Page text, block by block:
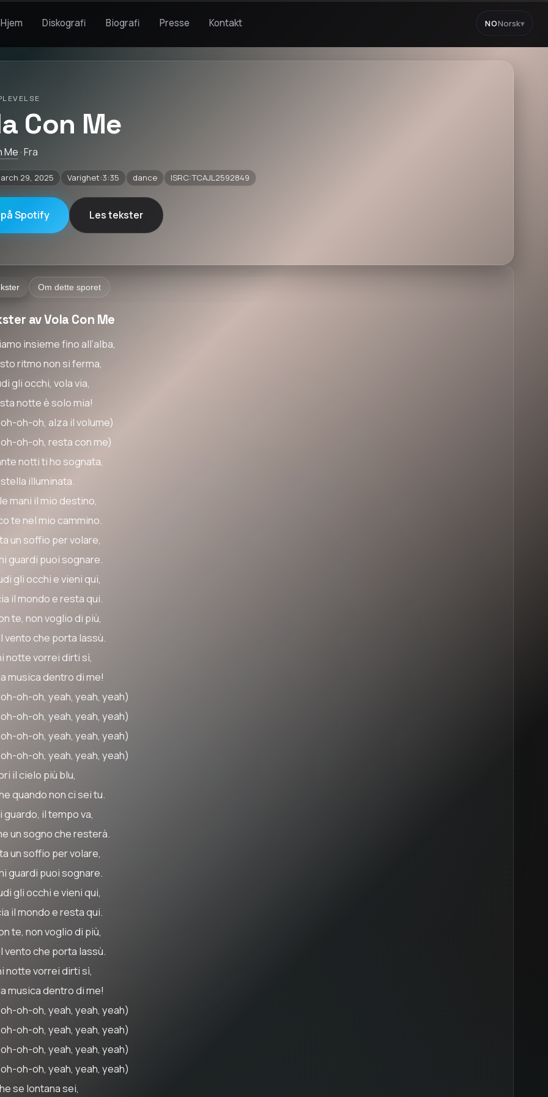
Hjem Diskografi Biografi Presse Kontakt NONorsk▾
Con Me
Me · Fra
29, 2025 Varighet:3:35 dance ISRC:TCAJL2592849
Spotify Les tekster
Om dette sporet
av Vola Con Me
insieme fino all’alba,
ritmo non si ferma,
gli occhi, vola via,
notte è solo mia!
oh-oh, alza il volume)
oh-oh, resta con me)
notti ti ho sognata,
illuminata.
mani il mio destino,
te nel mio cammino.
un soffio per volare,
guardi puoi sognare.
gli occhi e vieni qui,
il mondo e resta qui.
te, non voglio di più,
vento che porta lassù.
notte vorrei dirti sì,
musica dentro di me!
oh-oh, yeah, yeah, yeah)
oh-oh, yeah, yeah, yeah)
oh-oh, yeah, yeah, yeah)
oh-oh, yeah, yeah, yeah)
il cielo più blu,
quando non ci sei tu.
guardo, il tempo va,
un sogno che resterà.
un soffio per volare,
guardi puoi sognare.
gli occhi e vieni qui,
il mondo e resta qui.
te, non voglio di più,
vento che porta lassù.
notte vorrei dirti sì,
musica dentro di me!
oh-oh, yeah, yeah, yeah)
oh-oh, yeah, yeah, yeah)
oh-oh, yeah, yeah, yeah)
oh-oh, yeah, yeah, yeah)
se lontana sei,